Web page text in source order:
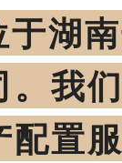
湖
我
置